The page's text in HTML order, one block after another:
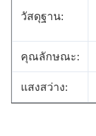
วัสดุฐาน:
คุณลักษณะ:
แสงสว่าง: